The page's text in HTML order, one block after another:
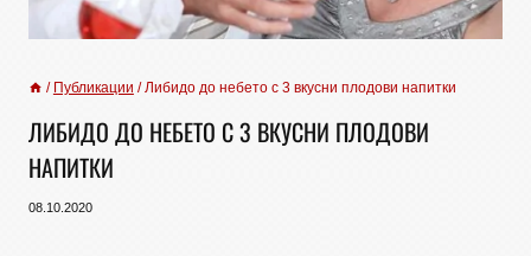
/ Публикации / Либидо до небето с 3 вкусни плодови напитки
ЛИБИДО ДО НЕБЕТО С 3 ВКУСНИ ПЛОДОВИ
НАПИТКИ
08.10.2020